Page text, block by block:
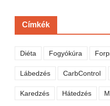
Címkék
Diéta Fogyókúra
Lábedzés CarbControl
Karedzés Hátedzés